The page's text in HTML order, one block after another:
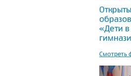
«Дети
Смотреть